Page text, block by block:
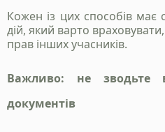
Кожен із цих способів має
дій, який варто
прав інших учасників.
Важливо: не зводьте
документів